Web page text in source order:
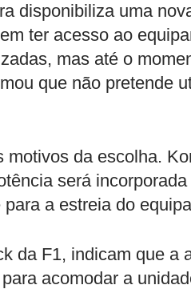
disponibiliza uma
ter acesso ao
mas até o
que não pretende
da escolha.
será
a estreia do
da F1, indicam que a
acomodar a